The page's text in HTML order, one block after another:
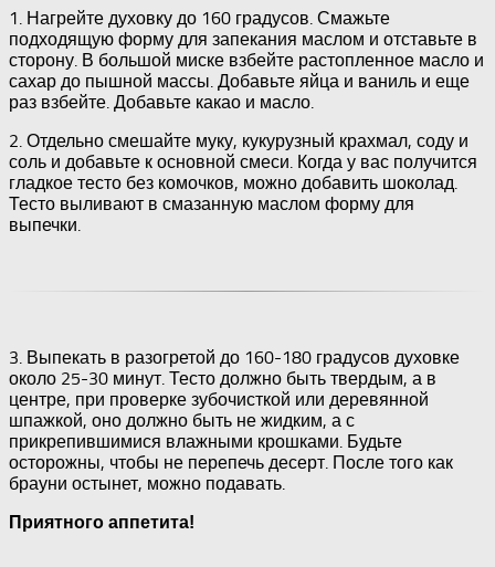
1. Нагрейте духовку до 160 градусов. Смажьте
подходящую форму для запекания маслом и отставьте в
сторону. В большой миске взбейте растопленное масло и
сахар до пышной массы. Добавьте яйца и ваниль и еще
раз взбейте. Добавьте какао и масло.
2. Отдельно смешайте муку, кукурузный крахмал, соду и
соль и добавьте к основной смеси. Когда у вас получится
гладкое тесто без комочков, можно добавить шоколад.
Тесто выливают в смазанную маслом форму для
выпечки.
3. Выпекать в разогретой до 160-180 градусов духовке
около 25-30 минут. Тесто должно быть твердым, а в
центре, при проверке зубочисткой или деревянной
шпажкой, оно должно быть не жидким, а с
прикрепившимися влажными крошками. Будьте
осторожны, чтобы не перепечь десерт. После того как
брауни остынет, можно подавать.
Приятного аппетита!